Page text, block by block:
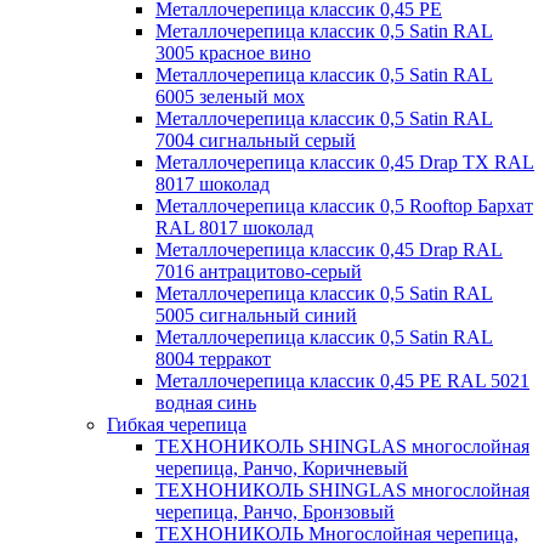
Металлочерепица классик 0,45 PE
Металлочерепица классик 0,5 Satin RAL
3005 красное вино
Металлочерепица классик 0,5 Satin RAL
6005 зеленый мох
Металлочерепица классик 0,5 Satin RAL
7004 сигнальный серый
Металлочерепица классик 0,45 Drap TX RAL
8017 шоколад
Металлочерепица классик 0,5 Rooftop Бархат
RAL 8017 шоколад
Металлочерепица классик 0,45 Drap RAL
7016 антрацитово-серый
Металлочерепица классик 0,5 Satin RAL
5005 сигнальный синий
Металлочерепица классик 0,5 Satin RAL
8004 терракот
Металлочерепица классик 0,45 PE RAL 5021
водная синь
Гибкая черепица
ТЕХНОНИКОЛЬ SHINGLAS многослойная
черепица, Ранчо, Коричневый
ТЕХНОНИКОЛЬ SHINGLAS многослойная
черепица, Ранчо, Бронзовый
ТЕХНОНИКОЛЬ Многослойная черепица,